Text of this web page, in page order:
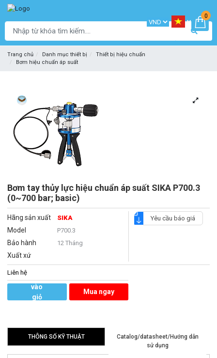
0
Trang chủ Danh mục thiết bị
Thiết bị hiệu chuẩn
Bơm hiệu chuẩn áp suất
Bơm tay thủy lực hiệu chuẩn áp suất SIKA P700.3
(0~700 bar; basic)
Hãng sản xuất SIKA
Model P700.3
Bảo hành 12 Tháng
Xuất xứ
Yêu cầu báo giá
Liên hệ
vào
giỏ
Mua ngay
THÔNG SỐ KỸ THUẬT
Catalog/datasheet/Hướng dẫn
sử dụng